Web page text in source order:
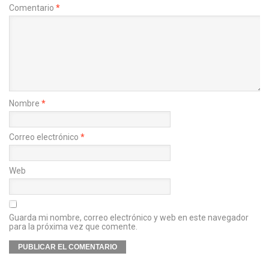
Comentario *
Nombre *
Correo electrónico *
Web
Guarda mi nombre, correo electrónico y web en este navegador
para la próxima vez que comente.